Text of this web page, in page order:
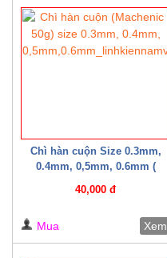
Chì hàn cuộn Size 0.3mm,
0.4mm, 0,5mm, 0.6mm (
40,000 đ
Mua Xem